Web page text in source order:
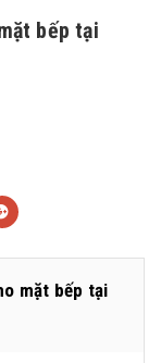
bếp tại
mặt bếp tại